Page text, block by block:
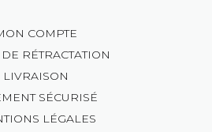
COMPTE
RÉTRACTATION
LIVRAISON
SÉCURISÉ
LÉGALES